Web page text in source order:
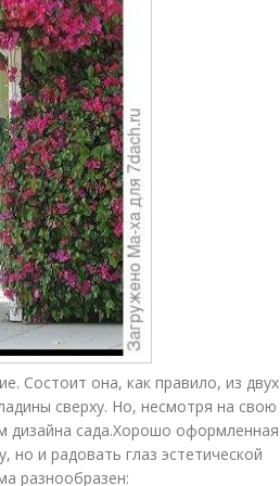
Состоит она, как правило, из двух
сверху. Но, несмотря на свою
дизайна сада.Хорошо оформленная
но и радовать глаз эстетической
разнообразен: